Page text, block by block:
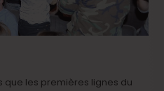
les premières lignes du